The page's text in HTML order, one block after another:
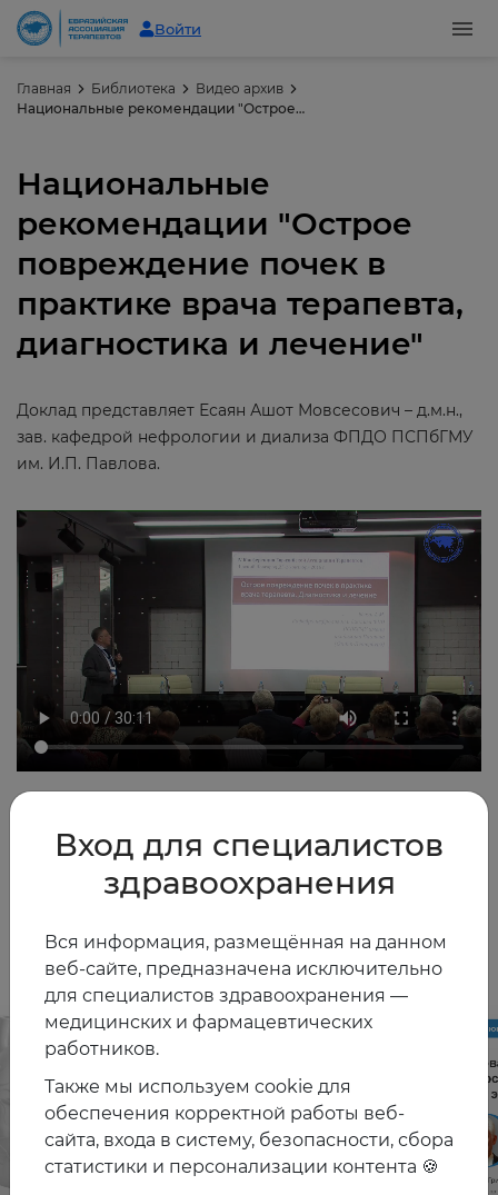
Войти
Главная Библиотека
Видео архив
Национальные рекомендации "Острое повреждение почек в практике врача терапевта, диагностика и лечение"
Национальные
рекомендации "Острое
повреждение почек в
практике врача терапевта,
диагностика и лечение"
Доклад представляет Есаян Ашот Мовсесович – д.м.н.,
зав. кафедрой нефрологии и диализа ФПДО ПСПбГМУ
им. И.П. Павлова.
Другие видео
Вход для специалистов
здравоохранения
Вся информация, размещённая на данном
веб-сайте, предназначена исключительно
для специалистов здравоохранения —
медицинских и фармацевтических
работников.
Также мы используем cookie для
обеспечения корректной работы веб-
сайта, входа в систему, безопасности, сбора
статистики и персонализации контента 🍪